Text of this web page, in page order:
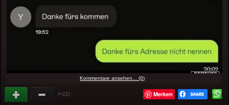
Kommentare ansehen... (0)
(+22) Merken